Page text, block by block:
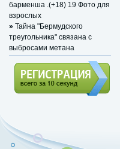
барменша .(+18) 19 Фото для
взрослых
» Тайна "Бермудского
треугольника" связана с
выбросами метана